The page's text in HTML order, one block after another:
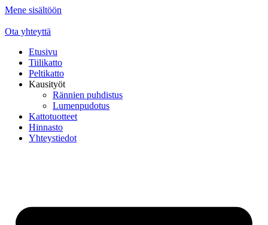
Mene sisältöön
Ota yhteyttä
Etusivu
Tiilikatto
Peltikatto
Kausityöt
Rännien puhdistus
Lumenpudotus
Kattotuotteet
Hinnasto
Yhteystiedot